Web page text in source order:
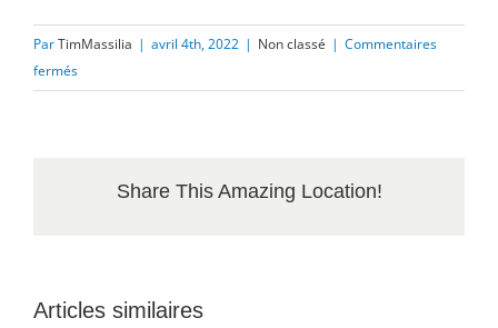
ParTimMassilia | avril 4th, 2022 | Non classé | Commentaires
ferméssur
Côte
à
Share This Amazing Location!
Articles similaires